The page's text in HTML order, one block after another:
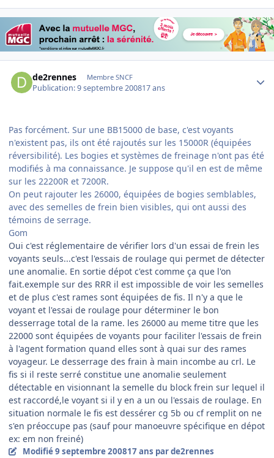
de2rennes Membre SNCF
Publication:9 septembre 200817 ans
Pas forcément. Sur une BB15000 de base, c'est voyants
n'existent pas, ils ont été rajoutés sur les 15000R (équipées
réversibilité). Les bogies et systèmes de freinage n'ont pas été
modifiés à ma connaissance. Je suppose qu'il en est de même
sur les 22200R et 7200R.
On peut rajouter les 26000, équipées de bogies semblables,
avec des semelles de frein bien visibles, qui ont aussi des
témoins de serrage.
Gom
Oui c'est réglementaire de vérifier lors d'un essai de frein les
voyants seuls...c'est l'essais de roulage qui permet de détecter
une anomalie. En sortie dépot c'est comme ça que l'on
fait.exemple sur des RRR il est impossible de voir les semelles
et de plus c'est rames sont équipées de fis. Il n'y a que le
voyant et l'essai de roulage pour déterminer le bon
desserrage total de la rame. les 26000 au meme titre que les
22000 sont équipées de voyants pour faciliter l'essais de frein
à l'agent formation quand elles sont à quai sur des rames
voyageur. Le desserrage des frain à main incombe au crl. Le
fis si il reste serré constitue une anomalie seulement
détectable en visionnant la semelle du block frein sur lequel il
est raccordé,le voyant si il y en a un ou l'essais de roulage. En
situation normale le fis est dessérer cg 5b ou cf remplit on ne
s'en préoccupe pas (sauf pour manoeuvre spécifique en dépot
ex: em non freiné)
Modifié9 septembre 200817 ans par de2rennes